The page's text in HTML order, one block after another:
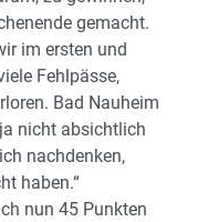
gemacht.
im ersten und
Fehlpässe,
Bad Nauheim
nicht absichtlich
nachdenken,
haben.“
nun 45 Punkten